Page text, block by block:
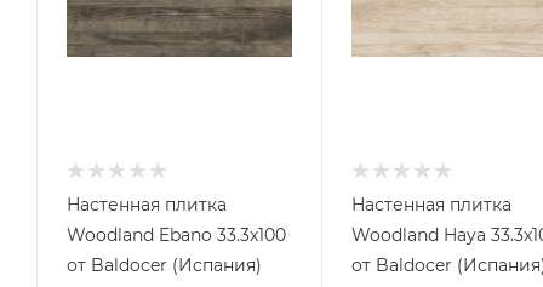
Настенная плитка
Woodland Ebano 33.3x100
от Baldocer (Испания)
Настенная плитка
Woodland Haya
от Baldocer